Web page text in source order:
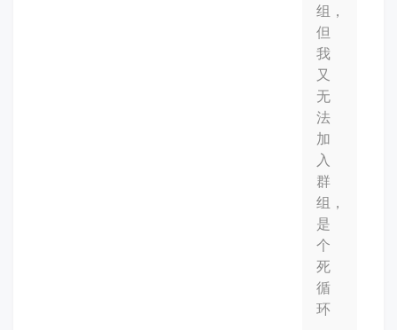
组，
但
我
又
无
法
加
入
群
组，
是
个
死
循
环